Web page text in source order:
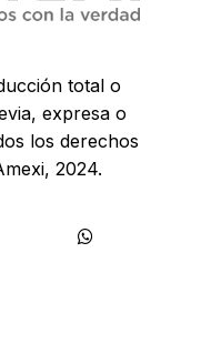
total o
expresa o
los derechos
2024.